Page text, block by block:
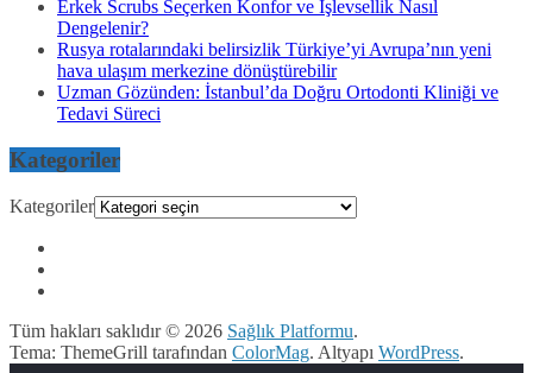
Erkek Scrubs Seçerken Konfor ve İşlevsellik Nasıl
Dengelenir?
Rusya rotalarındaki belirsizlik Türkiye’yi Avrupa’nın yeni
hava ulaşım merkezine dönüştürebilir
Uzman Gözünden: İstanbul’da Doğru Ortodonti Kliniği ve
Tedavi Süreci
Kategoriler
Kategoriler
Tüm hakları saklıdır © 2026 Sağlık Platformu.
Tema: ThemeGrill tarafından ColorMag. Altyapı WordPress.